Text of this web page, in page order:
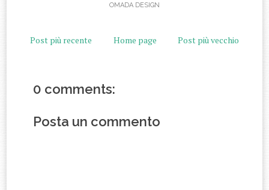
OMADA DESIGN
Post più recente Post più vecchio
Home page
0 comments:
Posta un commento